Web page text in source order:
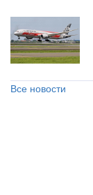
Все новости